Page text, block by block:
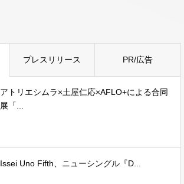
プレスリリース PR/広告
アトリエシムラ×土屋仁応×AFLO+による合同
展「...
Issei Uno Fifth、ニューシングル『D...